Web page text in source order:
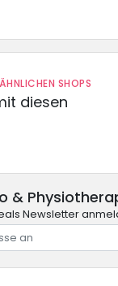
SHOPS
diesen
&
Newsletter